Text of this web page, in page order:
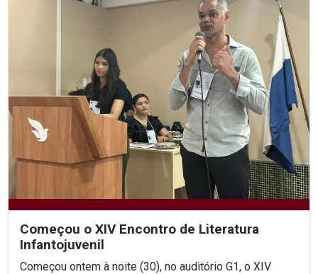
Começou o XIV Encontro de Literatura
Infantojuvenil
Começou ontem à noite (30), no auditório G1, o XIV